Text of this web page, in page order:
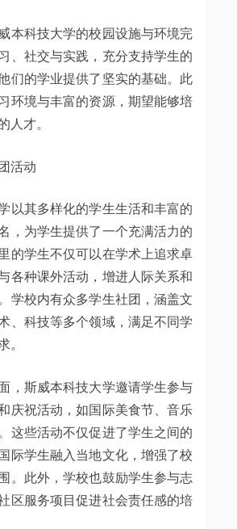
本科技大学的校园设施与环境完
、社交与实践，充分支持学生的
们的学业提供了坚实的基础。此
环境与丰富的资源，期望能够培
人才。
活动
以其多样化的学生生活和丰富的
，为学生提供了一个充满活力的
的学生不仅可以在学术上追求卓
各种课外活动，增进人际关系和
学校内有众多学生社团，涵盖文
、科技等多个领域，满足不同学
。
，斯威本科技大学邀请学生参与
庆祝活动，如国际美食节、音乐
这些活动不仅促进了学生之间的
际学生融入当地文化，增强了校
。此外，学校也鼓励学生参与志
区服务项目促进社会责任感的培